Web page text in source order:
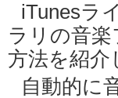
iTunesラ
ラリの音
方法を紹介
自動的に